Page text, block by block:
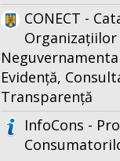
CONECT -
Organizațiilor
Evidență,
Transparență
InfoCons -